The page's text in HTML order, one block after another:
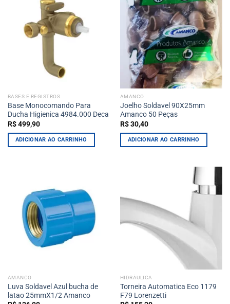
BASES E REGISTROS
Base Monocomando Para
Ducha Higienica 4984.000 Deca
R$499,90
ADICIONAR AO CARRINHO
AMANCO
Joelho Soldavel 90X25mm
Amanco 50 Peças
R$30,40
ADICIONAR AO CARRINHO
AMANCO
Luva Soldavel Azul bucha de
latao 25mmX1/2 Amanco
HIDRÁULICA
Torneira Automatica Eco 1179
F79 Lorenzetti